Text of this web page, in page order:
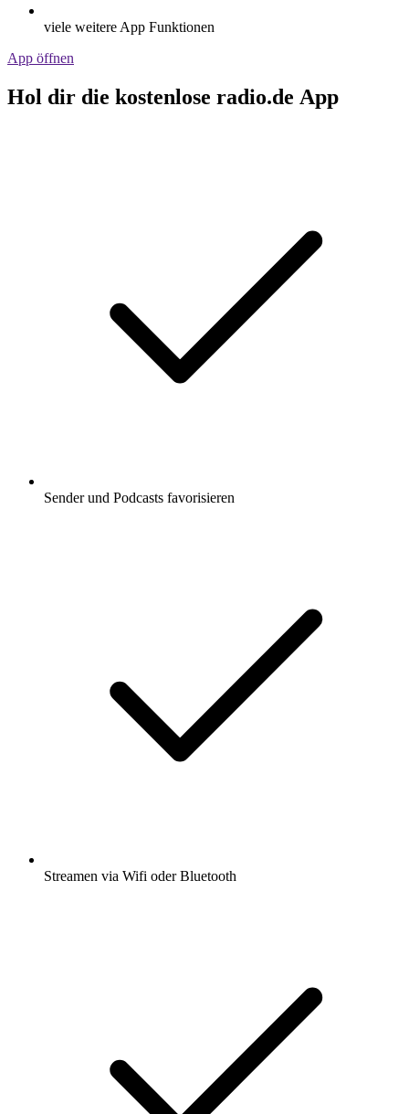
viele weitere App Funktionen
App öffnen
Hol dir die kostenlose radio.de App
Sender und Podcasts favorisieren
Streamen via Wifi oder Bluetooth